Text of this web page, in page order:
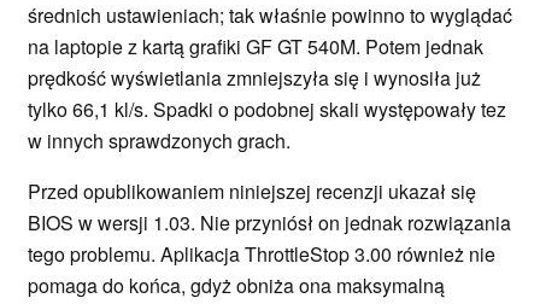
średnich ustawieniach; tak właśnie powinno to wyglądać
na laptopie z kartą grafiki GF GT 540M. Potem jednak
prędkość wyświetlania zmniejszyła się i wynosiła już
tylko 66,1 kl/s. Spadki o podobnej skali występowały tez
w innych sprawdzonych grach.
Przed opublikowaniem niniejszej recenzji ukazał się
BIOS w wersji 1.03. Nie przyniósł on jednak rozwiązania
tego problemu. Aplikacja ThrottleStop 3.00 również nie
pomaga do końca, gdyż obniża ona maksymalną